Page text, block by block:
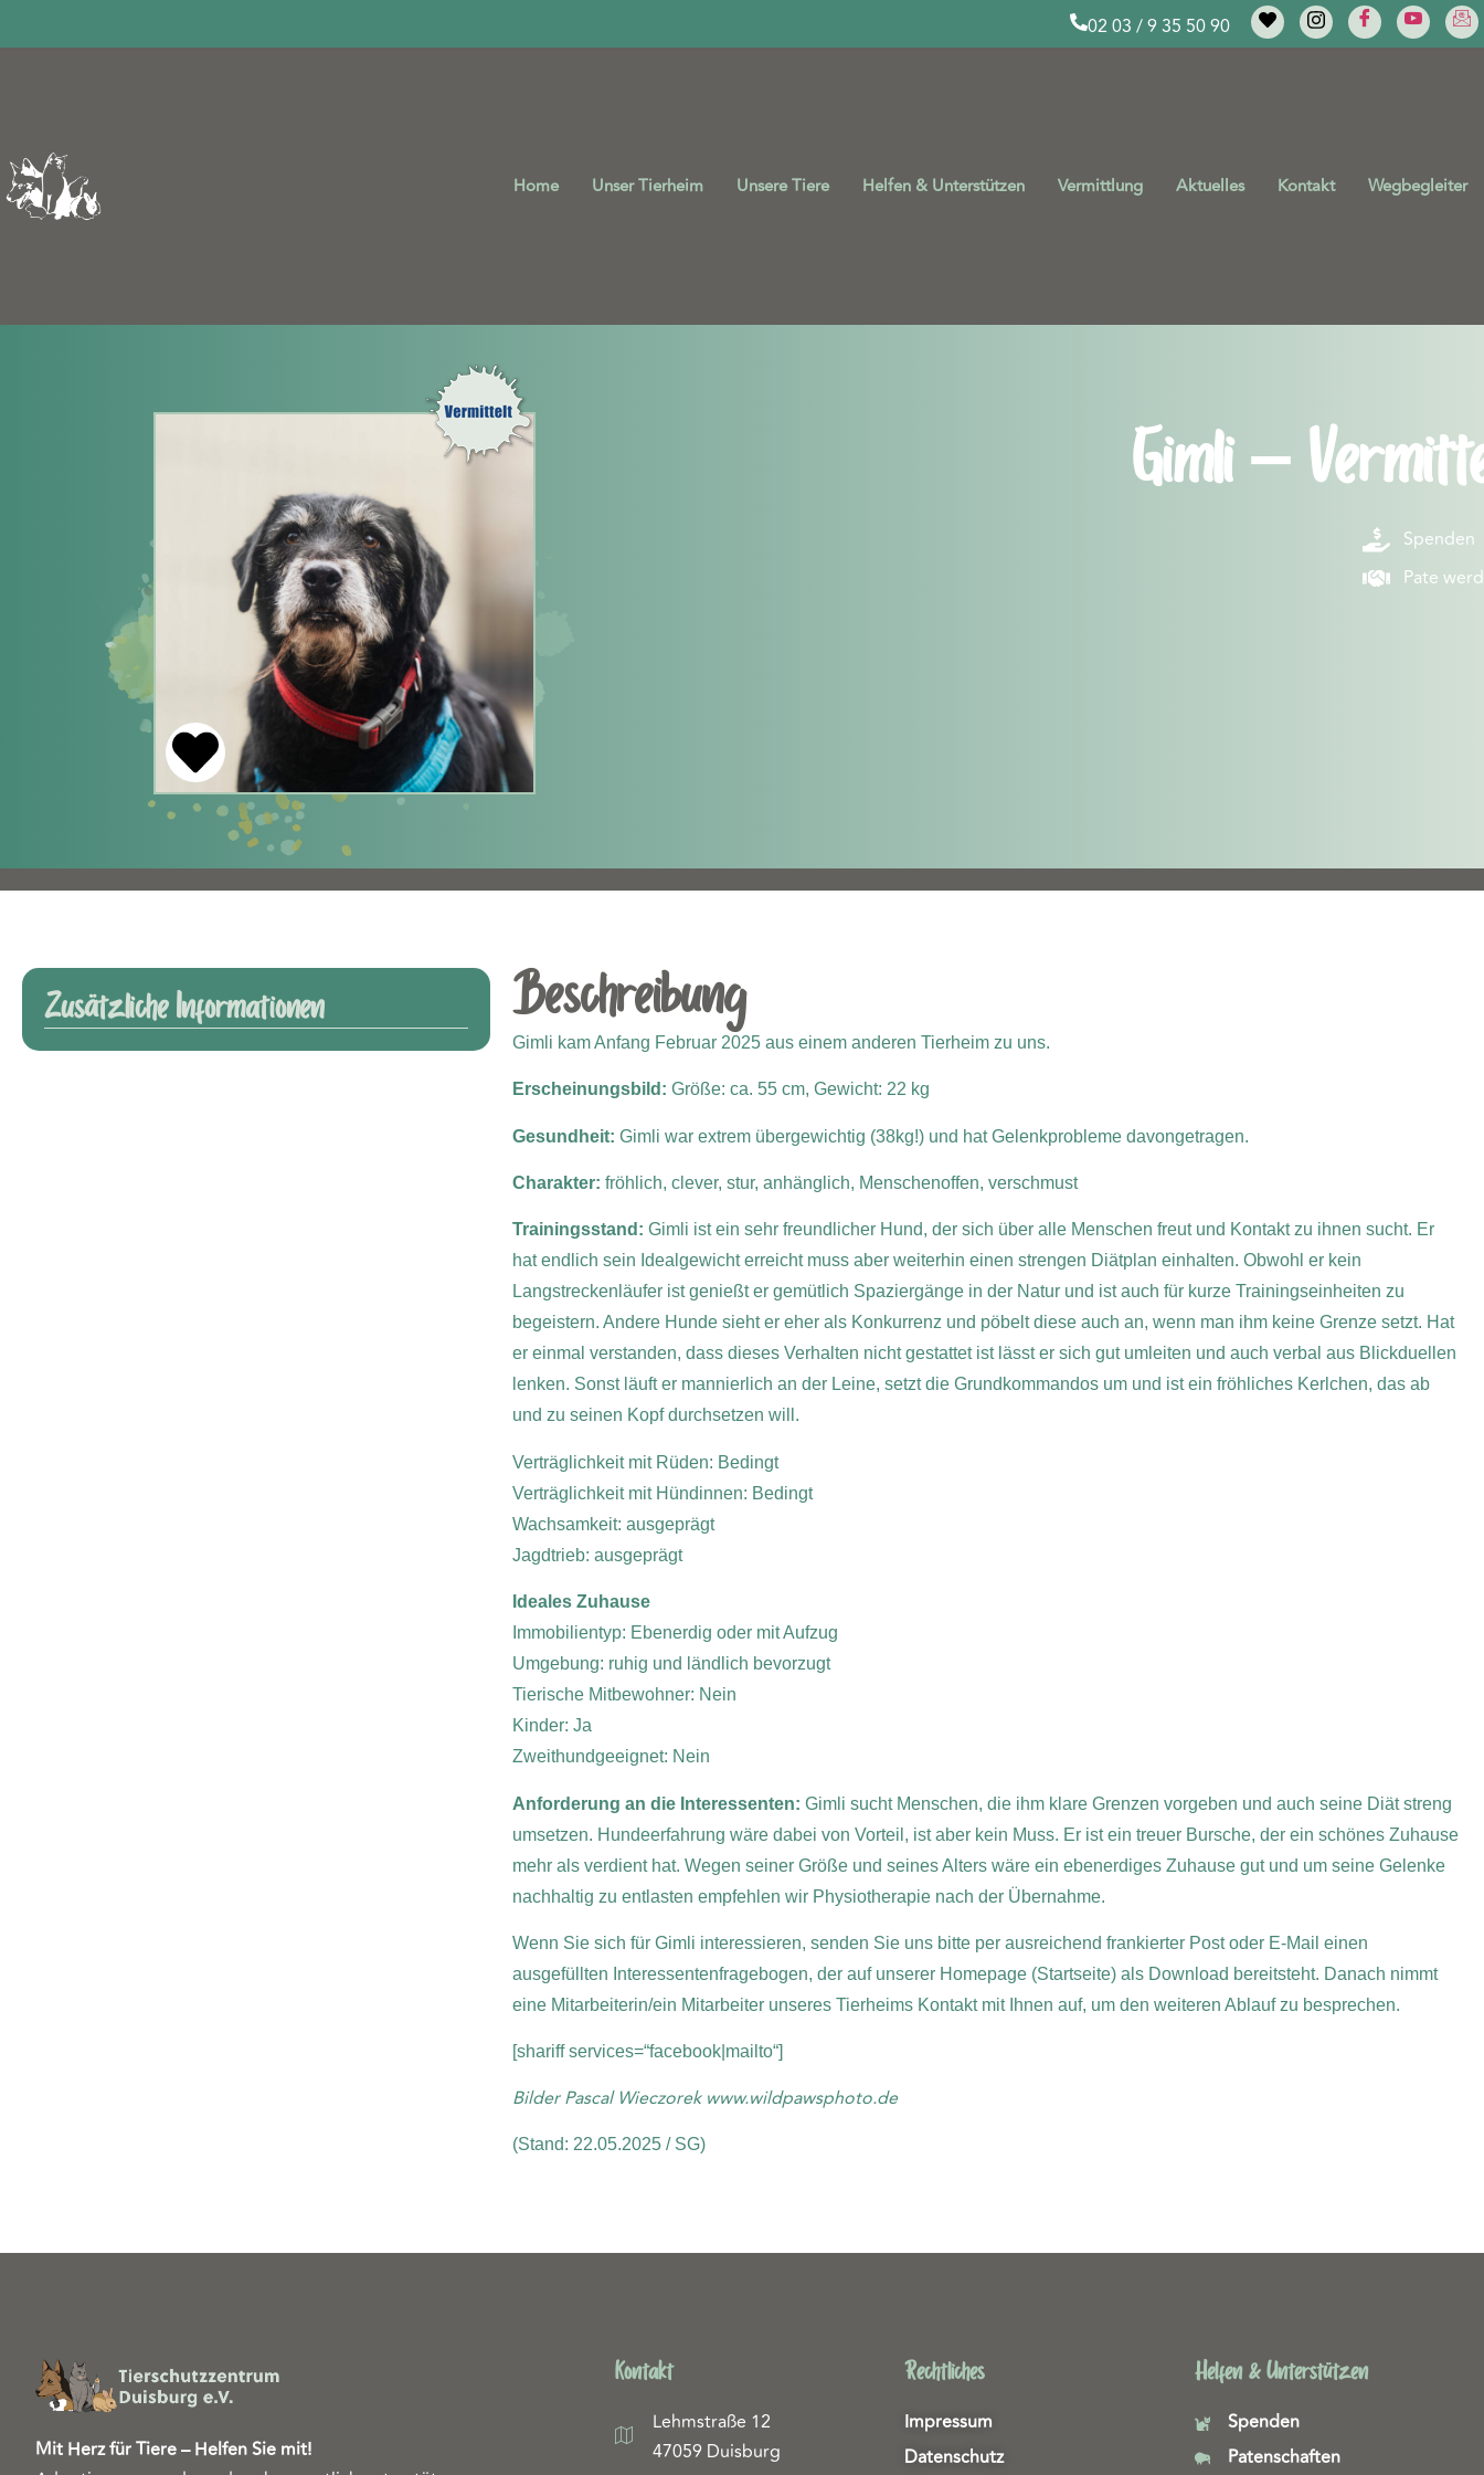
02 03 / 9 35 50 90
Home Unser Tierheim Unsere Tiere Helfen & Unterstützen Vermittlung Aktuelles Kontakt Wegbegleiter
Gimli –
Spenden
Pate
Zusätzliche Informationen Beschreibung
Gimli kam Anfang Februar 2025 aus einem anderen Tierheim zu uns.
Erscheinungsbild: Größe: ca. 55 cm, Gewicht: 22 kg
Gesundheit: Gimli war extrem übergewichtig (38kg!) und hat Gelenkprobleme davongetragen.
Charakter: fröhlich, clever, stur, anhänglich, Menschenoffen, verschmust
Trainingsstand: Gimli ist ein sehr freundlicher Hund, der sich über alle Menschen freut und Kontakt zu ihnen sucht. Er
hat endlich sein Idealgewicht erreicht muss aber weiterhin einen strengen Diätplan einhalten. Obwohl er kein
Langstreckenläufer ist genießt er gemütlich Spaziergänge in der Natur und ist auch für kurze Trainingseinheiten zu
begeistern. Andere Hunde sieht er eher als Konkurrenz und pöbelt diese auch an, wenn man ihm keine Grenze setzt. Hat
er einmal verstanden, dass dieses Verhalten nicht gestattet ist lässt er sich gut umleiten und auch verbal aus Blickduellen
lenken. Sonst läuft er mannierlich an der Leine, setzt die Grundkommandos um und ist ein fröhliches Kerlchen, das ab
und zu seinen Kopf durchsetzen will.
Verträglichkeit mit Rüden: Bedingt
Verträglichkeit mit Hündinnen: Bedingt
Wachsamkeit: ausgeprägt
Jagdtrieb: ausgeprägt
Ideales Zuhause
Immobilientyp: Ebenerdig oder mit Aufzug
Umgebung: ruhig und ländlich bevorzugt
Tierische Mitbewohner: Nein
Kinder: Ja
Zweithundgeeignet: Nein
Anforderung an die Interessenten: Gimli sucht Menschen, die ihm klare Grenzen vorgeben und auch seine Diät streng
umsetzen. Hundeerfahrung wäre dabei von Vorteil, ist aber kein Muss. Er ist ein treuer Bursche, der ein schönes Zuhause
mehr als verdient hat. Wegen seiner Größe und seines Alters wäre ein ebenerdiges Zuhause gut und um seine Gelenke
nachhaltig zu entlasten empfehlen wir Physiotherapie nach der Übernahme.
Wenn Sie sich für Gimli interessieren, senden Sie uns bitte per ausreichend frankierter Post oder E-Mail einen
ausgefüllten Interessentenfragebogen, der auf unserer Homepage (Startseite) als Download bereitsteht. Danach nimmt
eine Mitarbeiterin/ein Mitarbeiter unseres Tierheims Kontakt mit Ihnen auf, um den weiteren Ablauf zu besprechen.
[shariff services=“facebook|mailto“]
Bilder Pascal Wieczorek www.wildpawsphoto.de
(Stand: 22.05.2025 / SG)
Mit Herz für Tiere – Helfen Sie mit!
Kontakt
Lehmstraße 12
47059 Duisburg
Rechtliches
Impressum
Datenschutz
Helfen & Unterstützen
Spenden
Patenschaften